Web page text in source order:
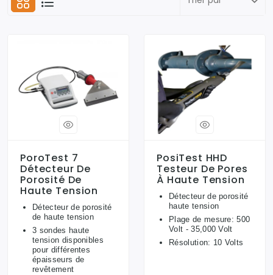
PoroTest 7
Détecteur De
Porosité De
Haute Tension
Détecteur de porosité
de haute tension
3 sondes haute
tension disponibles
pour différentes
épaisseurs de
revêtement
PosiTest HHD
Testeur De Pores
À Haute Tension
Détecteur de porosité
haute tension
Plage de mesure: 500
Volt - 35,000 Volt
Résolution: 10 Volts